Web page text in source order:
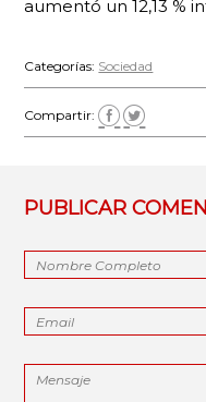
aumentó un 12,13 %
Categorías: Sociedad
Compartir:
PUBLICAR